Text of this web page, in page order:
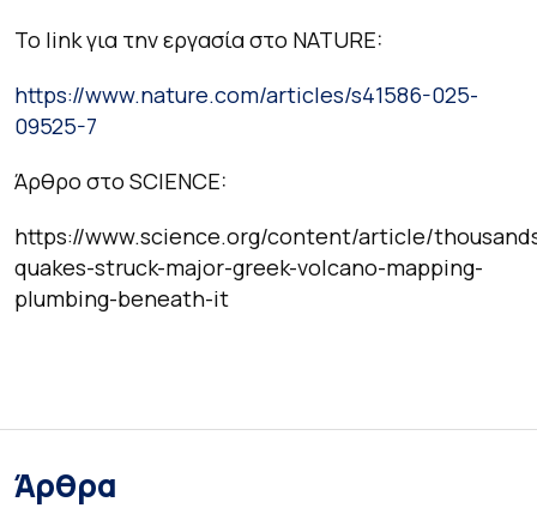
Το link για την εργασία στο NATURE:
https://www.nature.com/articles/s41586-025-
09525-7
Άρθρο στο SCIENCE:
https://www.science.org/content/article/
quakes-struck-major-greek-volcano-mapping-
plumbing-beneath-it
Άρθρα